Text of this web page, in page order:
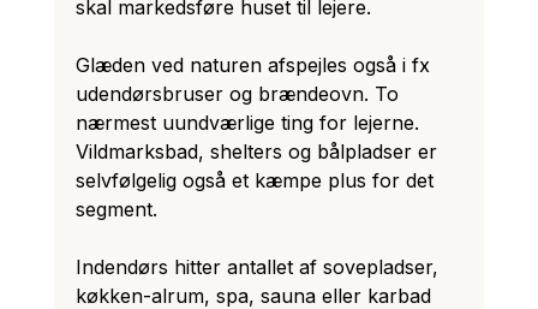
skal markedsføre huset til lejere.
Glæden ved naturen afspejles også i fx
udendørsbruser og brændeovn. To
nærmest uundværlige ting for lejerne.
Vildmarksbad, shelters og bålpladser er
selvfølgelig også et kæmpe plus for det
segment.
Indendørs hitter antallet af sovepladser,
køkken-alrum, spa, sauna eller karbad